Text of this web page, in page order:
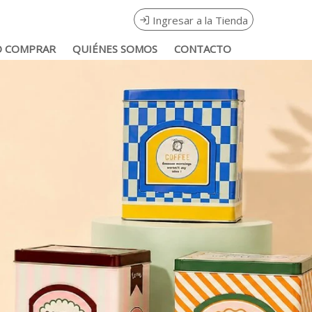
Ingresar a la Tienda
COMPRAR QUIÉNES SOMOS CONTACTO